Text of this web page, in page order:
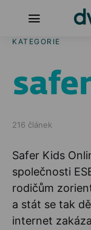
KATEGORIE
216 článek
Safer Kids
společnosti
rodičům
a stát se tak
internet